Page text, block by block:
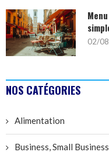
02/
NOS CATÉGORIES
Alimentation
Business, Small Business